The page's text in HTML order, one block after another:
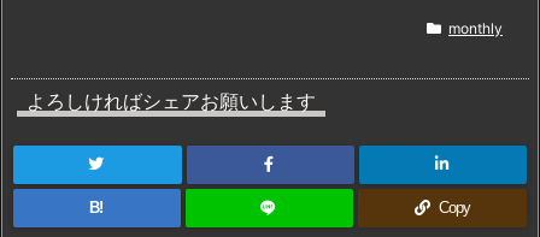
monthly
よろしければシェアお願いします
B! Copy